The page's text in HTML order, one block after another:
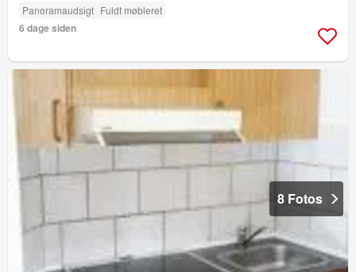
Panoramaudsigt Fuldt møbleret
6 dage siden
8 Fotos